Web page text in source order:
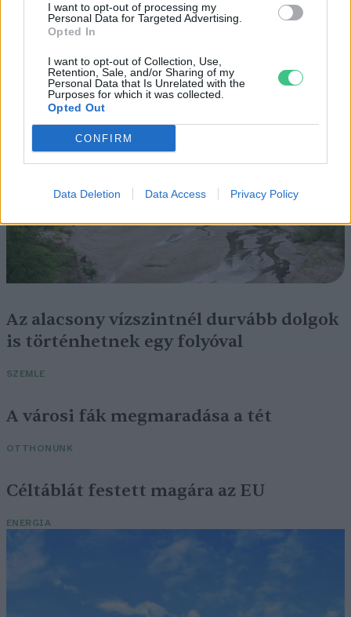
I want to opt-out of processing my
Personal Data for Targeted Advertising.
Opted In
I want to opt-out of Collection, Use,
Retention, Sale, and/or Sharing of my
Personal Data that Is Unrelated with the
Purposes for which it was collected.
Opted Out
CONFIRM
Data Deletion Data Access Privacy Policy
Csillaghullás, napfogyatkozás:
augusztusban érdemes lesz az égre
nézni
ÉLŐ BOLYGÓNK
Az alacsony vízszintnél durvább dolgok
is történhetnek egy folyóval
SZEMLE
A városi fák megmaradása a tét
OTTHONUNK
Céltáblát festett magára az EU
ENERGIA